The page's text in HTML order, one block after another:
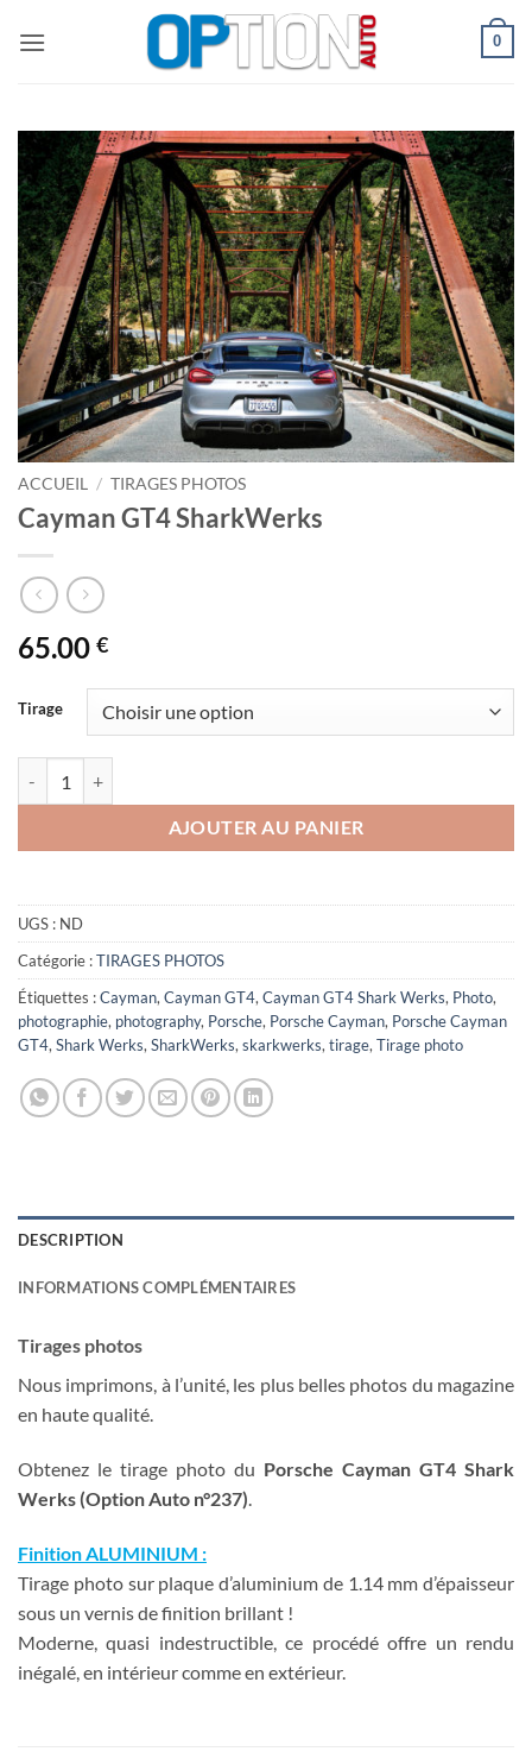
0
ACCUEIL / TIRAGES PHOTOS
Cayman GT4 SharkWerks
65.00 €
Tirage
AJOUTER AU PANIER
UGS : ND
Catégorie :TIRAGES PHOTOS
Étiquettes :Cayman, Cayman GT4, Cayman GT4 Shark Werks, Photo,
photographie, photography, Porsche, Porsche Cayman, Porsche Cayman
GT4, Shark Werks, SharkWerks, skarkwerks, tirage, Tirage photo
DESCRIPTION
INFORMATIONS COMPLÉMENTAIRES
Tirages photos
Nous imprimons, à l’unité, les plus belles photos du magazine
en haute qualité.
Obtenez le tirage photo du Porsche Cayman GT4 Shark
Werks (Option Auto n°237)
Finition ALUMINIUM :
Tirage photo sur plaque d’aluminium de 1.14 mm d’épaisseur
sous un vernis de finition brillant !
Moderne, quasi indestructible, ce procédé offre un rendu
inégalé, en intérieur comme en extérieur.